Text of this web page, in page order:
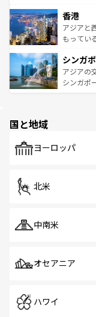
とつ。フ
ひ現地で
が旅行者
参照して
の活気が
帯で自然
いビーチ
激する。
が待って
た文化、
香港
アジアと
もってい
み、どこ
ており、
うな絶景
シンガ
アジアの
シンガポ
で、ホー
国と地域
ヨーロッパ
北米
中南米
オセアニア
ハワイ